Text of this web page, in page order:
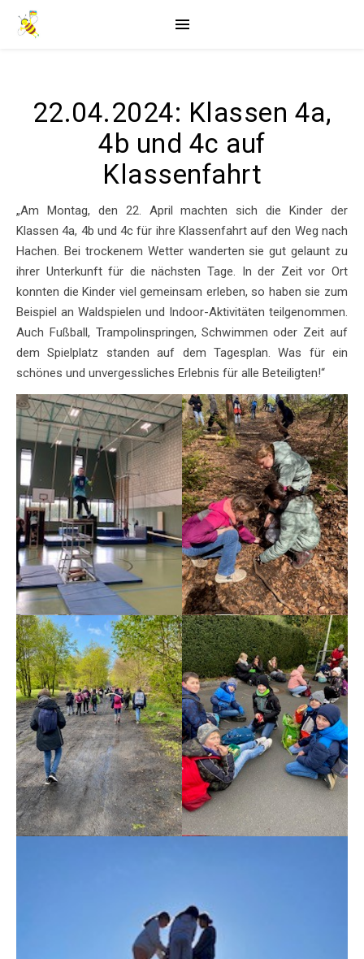
22.04.2024: Klassen 4a,
4b und 4c auf
Klassenfahrt
„Am Montag, den 22. April machten sich die Kinder der
Klassen 4a, 4b und 4c für ihre Klassenfahrt auf den Weg nach
Hachen. Bei trockenem Wetter wanderten sie gut gelaunt zu
ihrer Unterkunft für die nächsten Tage. In der Zeit vor Ort
konnten die Kinder viel gemeinsam erleben, so haben sie zum
Beispiel an Waldspielen und Indoor-Aktivitäten teilgenommen.
Auch Fußball, Trampolinspringen, Schwimmen oder Zeit auf
dem Spielplatz standen auf dem Tagesplan. Was für ein
schönes und unvergessliches Erlebnis für alle Beteiligten!“